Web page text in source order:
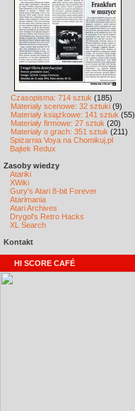
Czasopisma: 714 sztuk (185)
Materiały scenowe: 32 sztuki (9)
Materiały książkowe: 141 sztuk (55)
Materiały firmowe: 27 sztuk (20)
Materiały o grach: 351 sztuk (211)
Spiżarnia Voya na Chomikuj.pl
Bajtek Redux
Zasoby wiedzy
Atariki
XWiki
Gury's Atari 8-bit Forever
Atarimania
Atari Archives
Drygol's Retro Hacks
XL Search
Kontakt
HI SCORE CAFÉ